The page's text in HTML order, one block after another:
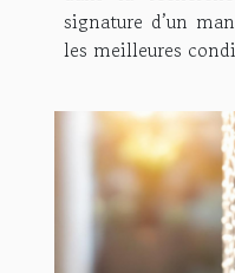
signature d’un
les meilleures